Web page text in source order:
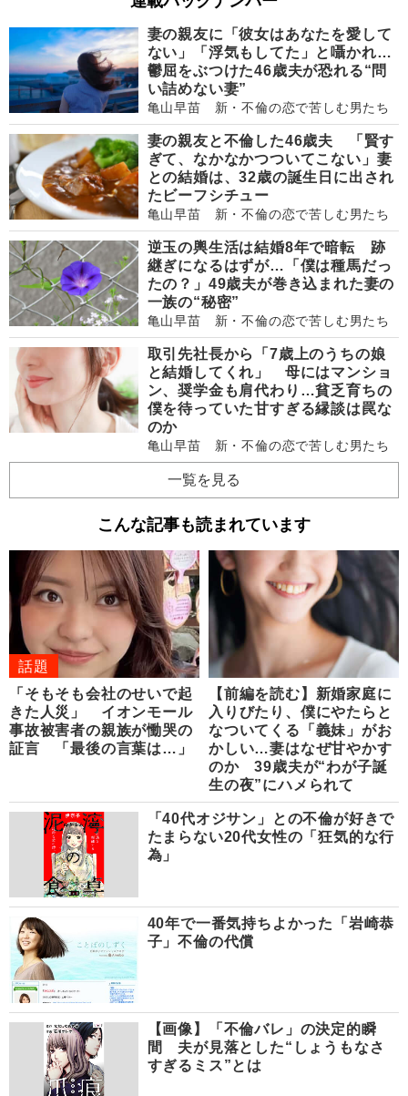
妻の親友に「彼女はあなたを愛して
ない」「浮気もしてた」と囁かれ…
鬱屈をぶつけた46歳夫が恐れる“問
い詰めない妻”
亀山早苗 新・不倫の恋で苦しむ男たち
妻の親友と不倫した46歳夫 「賢す
ぎて、なかなかつついてこない」妻
との結婚は、32歳の誕生日に出され
たビーフシチュー
亀山早苗 新・不倫の恋で苦しむ男たち
逆玉の輿生活は結婚8年で暗転 跡
継ぎになるはずが…「僕は種馬だっ
たの？」49歳夫が巻き込まれた妻の
一族の“秘密”
亀山早苗 新・不倫の恋で苦しむ男たち
取引先社長から「7歳上のうちの娘
と結婚してくれ」 母にはマンショ
ン、奨学金も肩代わり…貧乏育ちの
僕を待っていた甘すぎる縁談は罠な
のか
亀山早苗 新・不倫の恋で苦しむ男たち
一覧を見る
こんな記事も読まれています
話題
「そもそも会社のせいで起
きた人災」 イオンモール
事故被害者の親族が慟哭の
証言 「最後の言葉は…」
【前編を読む】新婚家庭に
入りびたり、僕にやたらと
なついてくる「義妹」がお
かしい…妻はなぜ甘やかす
のか 39歳夫が“わが子誕
生の夜”にハメられて
「40代オジサン」との不倫が好きで
たまらない20代女性の「狂気的な行
為」
40年で一番気持ちよかった「岩崎恭
子」不倫の代償
【画像】「不倫バレ」の決定的瞬
間 夫が見落とした“しょうもなさ
すぎるミス”とは